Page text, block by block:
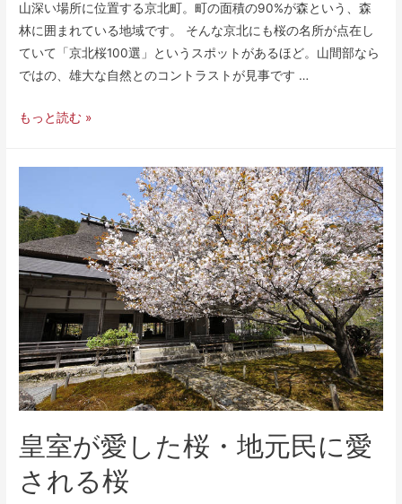
山深い場所に位置する京北町。町の面積の90%が森という、森
林に囲まれている地域です。 そんな京北にも桜の名所が点在し
ていて「京北桜100選」というスポットがあるほど。山間部なら
ではの、雄大な自然とのコントラストが見事です …
もっと読む »
皇室が愛した桜・地元民に愛
される桜